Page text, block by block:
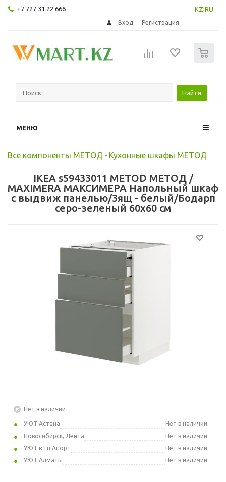
+7 727 31 22 666 KZ RU
Вход Регистрация
Найти
МЕНЮ
Все компоненты МЕТОД - Кухонные шкафы МЕТОД
IKEA s59433011 METOD МЕТОД /
MAXIMERA МАКСИМЕРА Напольный шкаф
с выдвиж панелью/3ящ - белый/Бодарп
серо-зеленый 60x60 см
Нет в наличии
УЮТ Астана
Нет в наличии
Новосибирск, Лента
Нет в наличии
УЮТ в тц Апорт
Нет в наличии
УЮТ Алматы
Нет в наличии